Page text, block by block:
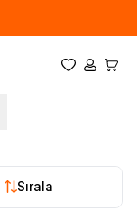
Favorilerim
Hesabım
Sırala